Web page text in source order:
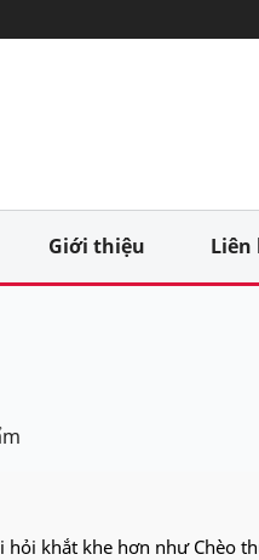
Giới thiệu Liên
khắt khe hơn như Chèo